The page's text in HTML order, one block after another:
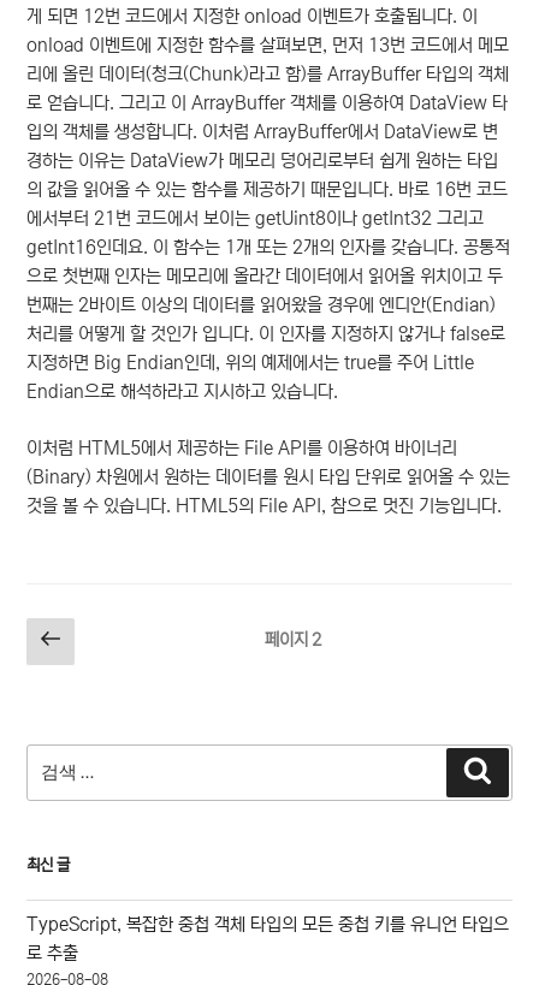
게 되면 12번 코드에서 지정한 onload 이벤트가 호출됩니다. 이
onload 이벤트에 지정한 함수를 살펴보면, 먼저 13번 코드에서 메모
리에 올린 데이터(청크(Chunk)라고 함)를 ArrayBuffer 타입의 객체
로 얻습니다. 그리고 이 ArrayBuffer 객체를 이용하여 DataView 타
입의 객체를 생성합니다. 이처럼 ArrayBuffer에서 DataView로 변
경하는 이유는 DataView가 메모리 덩어리로부터 쉽게 원하는 타입
의 값을 읽어올 수 있는 함수를 제공하기 때문입니다. 바로 16번 코드
에서부터 21번 코드에서 보이는 getUint8이나 getInt32 그리고
getInt16인데요. 이 함수는 1개 또는 2개의 인자를 갖습니다. 공통적
으로 첫번째 인자는 메모리에 올라간 데이터에서 읽어올 위치이고 두
번째는 2바이트 이상의 데이터를 읽어왔을 경우에 엔디안(Endian)
처리를 어떻게 할 것인가 입니다. 이 인자를 지정하지 않거나 false로
지정하면 Big Endian인데, 위의 예제에서는 true를 주어 Little
Endian으로 해석하라고 지시하고 있습니다.
이처럼 HTML5에서 제공하는 File API를 이용하여 바이너리
(Binary) 차원에서 원하는 데이터를 원시 타입 단위로 읽어올 수 있는
것을 볼 수 있습니다. HTML5의 File API, 참으로 멋진 기능입니다.
글
페
매
김
이
전
페이지2
색:
색
최신 글
TypeScript, 복잡한 중첩 객체 타입의 모든 중첩 키를 유니언 타입으
로 추출
2026-08-08